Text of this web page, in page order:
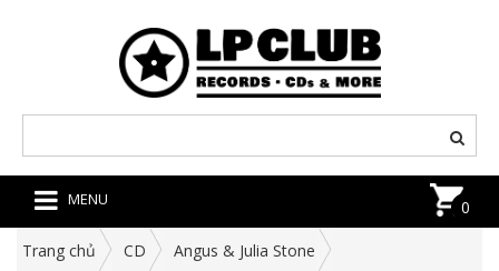
MENU 0
Trang chủ CD Angus & Julia Stone